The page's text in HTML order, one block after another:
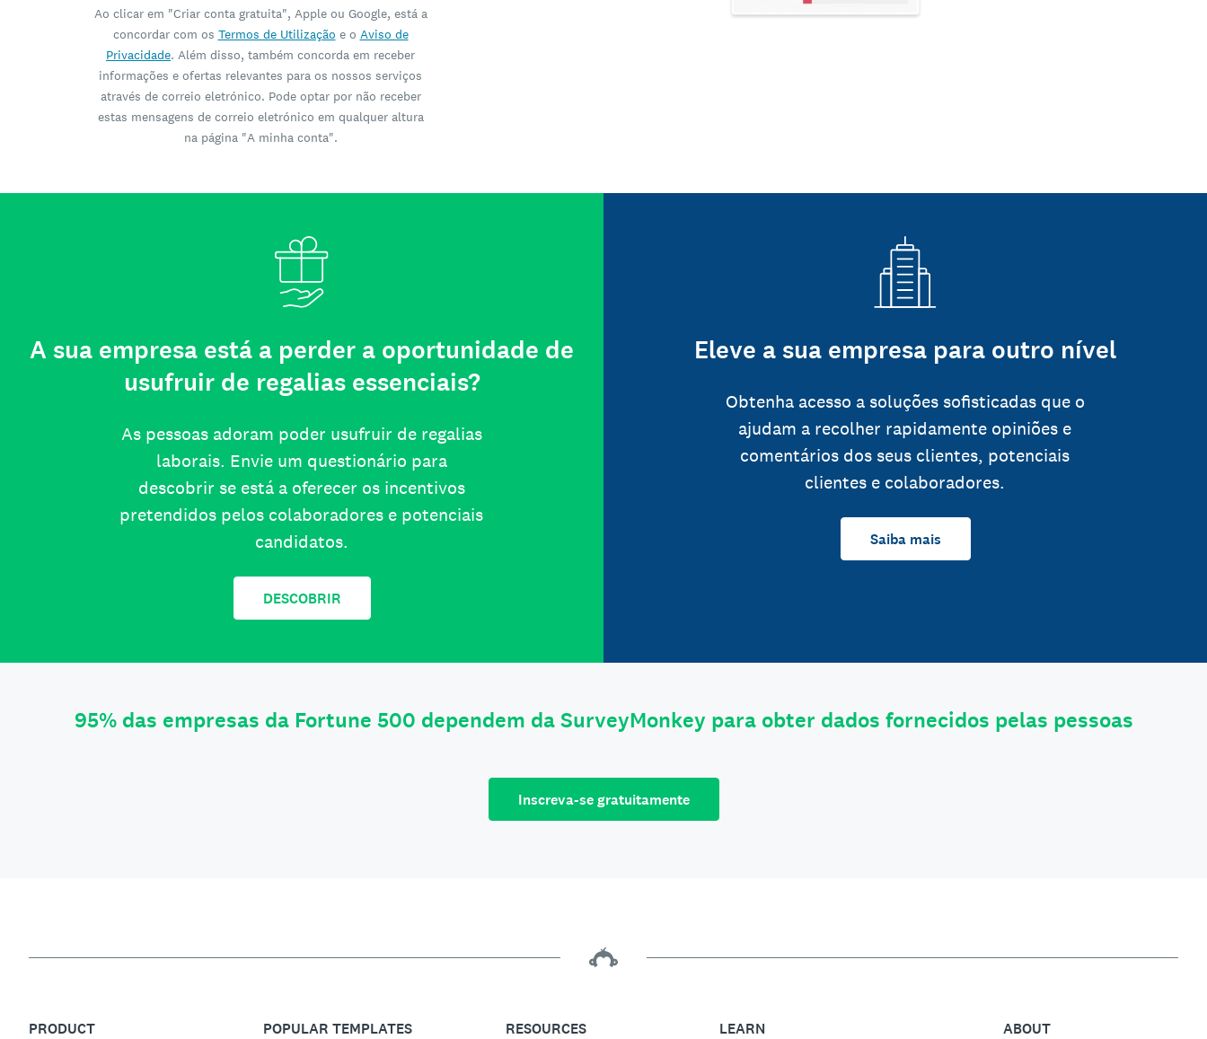
Ao clicar em "Criar conta gratuita", Apple ou Google, está a
concordar com os Termos de Utilização e o Aviso de
Privacidade. Além disso, também concorda em receber
informações e ofertas relevantes para os nossos serviços
através de correio eletrónico. Pode optar por não receber
estas mensagens de correio eletrónico em qualquer altura
na página "A minha conta".
A sua empresa está a perder a oportunidade de
usufruir de regalias essenciais?
As pessoas adoram poder usufruir de regalias
laborais. Envie um questionário para
descobrir se está a oferecer os incentivos
pretendidos pelos colaboradores e potenciais
candidatos.
DESCOBRIR
Eleve a sua empresa para outro nível
Obtenha acesso a soluções sofisticadas que o
ajudam a recolher rapidamente opiniões e
comentários dos seus clientes, potenciais
clientes e colaboradores.
Saiba mais
95% das empresas da Fortune 500 dependem da SurveyMonkey para obter dados fornecidos pelas pessoas
Inscreva-se gratuitamente
PRODUCT
POPULAR TEMPLATES
RESOURCES
LEARN
ABOUT